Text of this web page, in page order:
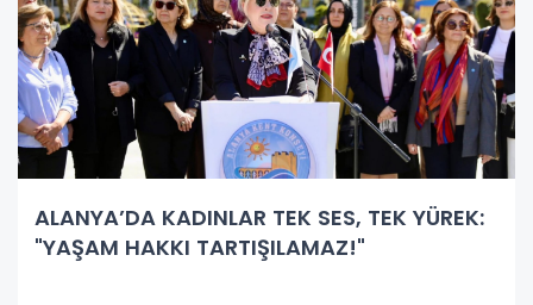
ALANYA’DA KADINLAR TEK SES, TEK YÜREK:
"YAŞAM HAKKI TARTIŞILAMAZ!"